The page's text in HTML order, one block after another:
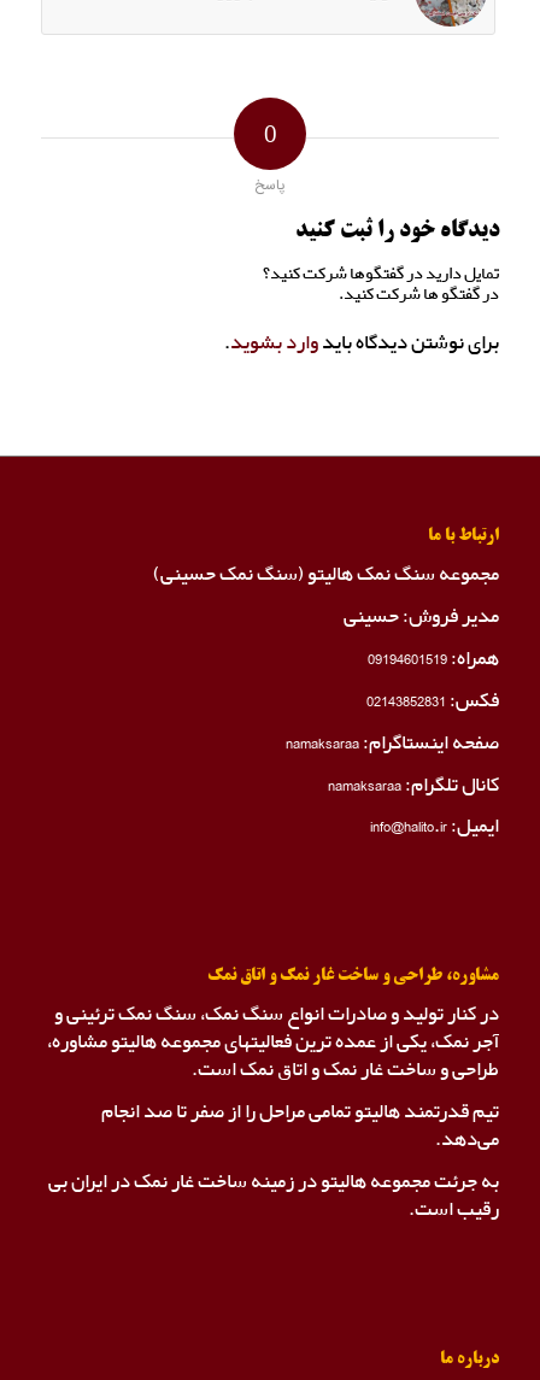
0
پاسخ
دیدگاه خود را ثبت کنید
تمایل دارید در گفتگوها شرکت کنید؟
در گفتگو ها شرکت کنید.
برای نوشتن دیدگاه بایدوارد بشوید.
ارتباط با ما
مجموعه سنگ نمک هالیتو (سنگ نمک حسینی)
مدیر فروش: حسینی
همراه:09194601519
فکس:02143852831
صفحه اینستاگرام:namaksaraa
کانال تلگرام:namaksaraa
ایمیل: info@halito.ir
مشاوره، طراحی و ساخت غار نمک و اتاق نمک
در کنار تولید و صادرات انواع سنگ نمک، سنگ نمک ترئینی و
آجر نمک، یکی از عمده ترین فعالیتهای مجموعه هالیتو مشاوره،
طراحی و ساخت غار نمک و اتاق نمک است.
تیم قدرتمند هالیتو تمامی مراحل را از صفر تا صد انجام
می‌دهد.
به جرئت مجموعه هالیتو در زمینه ساخت غار نمک در ایران بی
رقیب است.
درباره ما